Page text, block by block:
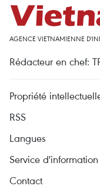
AGENCE VIETNAMIENNE
Rédacteur en chef:
Propriété
RSS
Langues
Service d'information
Contact